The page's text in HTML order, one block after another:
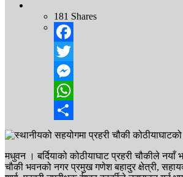
181 Shares
Facebook
Twitter
Messenger
WhatsApp
Share
मधुवन । बर्दियाको कोठीयाघाट प्रहरी चौकीले
चौकी भवनको नगर प्रमुख गणेश बहादुर क्षेत्री,